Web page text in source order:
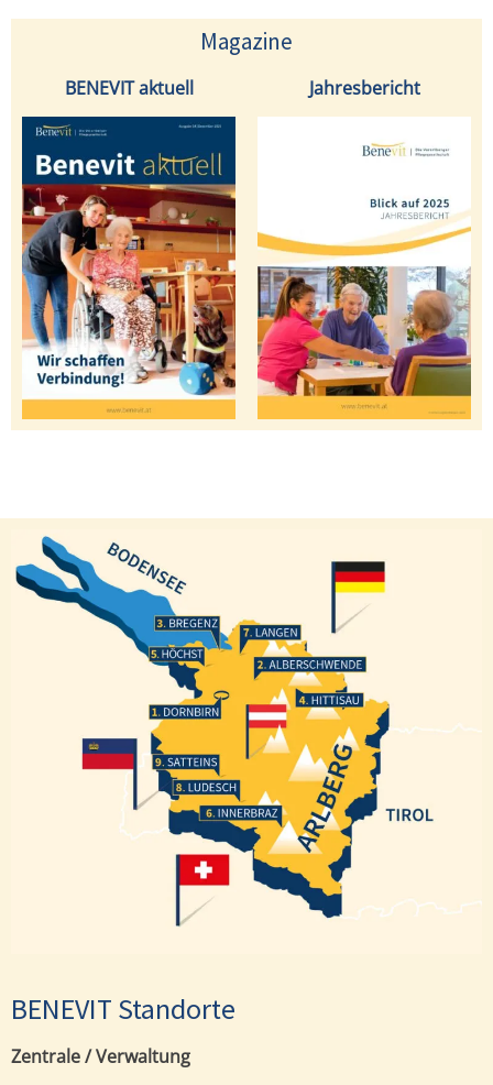
Magazine
BENEVIT aktuell Jahresbericht
Dornbirn
Langen
Ludesch
Innerbraz
Alberschwende
Höchst
BENEVIT Standorte
Zentrale / Verwaltung